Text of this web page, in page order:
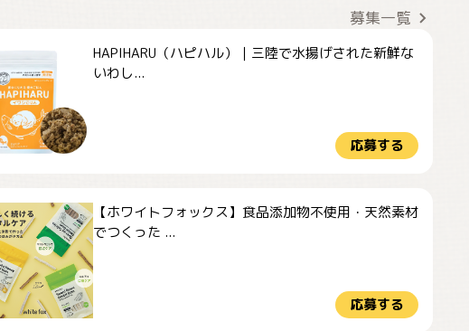
募集一覧
HAPIHARU（ハピハル）｜三陸で水揚げされた新鮮な
いわし...
応募する
【ホワイトフォックス】食品添加物不使用・天然素材
でつくった ...
応募する